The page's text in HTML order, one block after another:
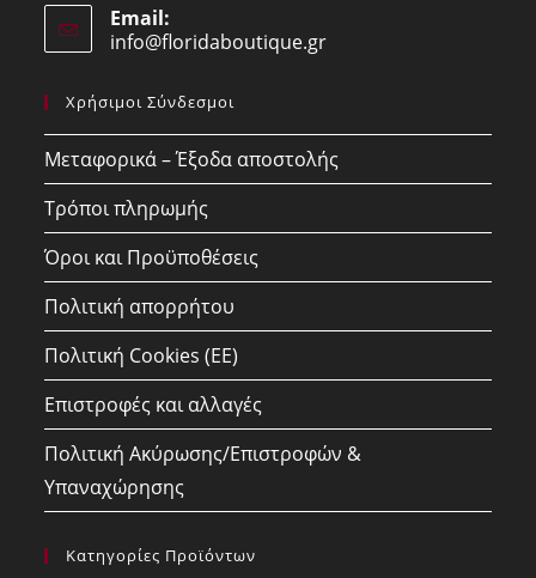
application
in
your
Email:
info@floridaboutique.grOpens
Χρήσιμοι Σύνδεσμοι
Μεταφορικά – Έξοδα αποστολής
Τρόποι πληρωμής
Όροι και Προϋποθέσεις
Πολιτική απορρήτου
Πολιτική Cookies (ΕΕ)
Επιστροφές και αλλαγές
Πολιτική Ακύρωσης/Επιστροφών &
Υπαναχώρησης
Κατηγορίες Προϊόντων